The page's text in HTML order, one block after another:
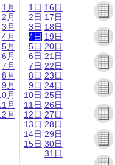
1月
2月
3月
4月
5月
6月
7月
8月
9月
月
月
月
1日
2日
3日
4日
5日
6日
7日
8日
9日
10日
11日
12日
13日
14日
15日
16日
17日
18日
19日
20日
21日
22日
23日
24日
25日
26日
27日
28日
29日
30日
31日